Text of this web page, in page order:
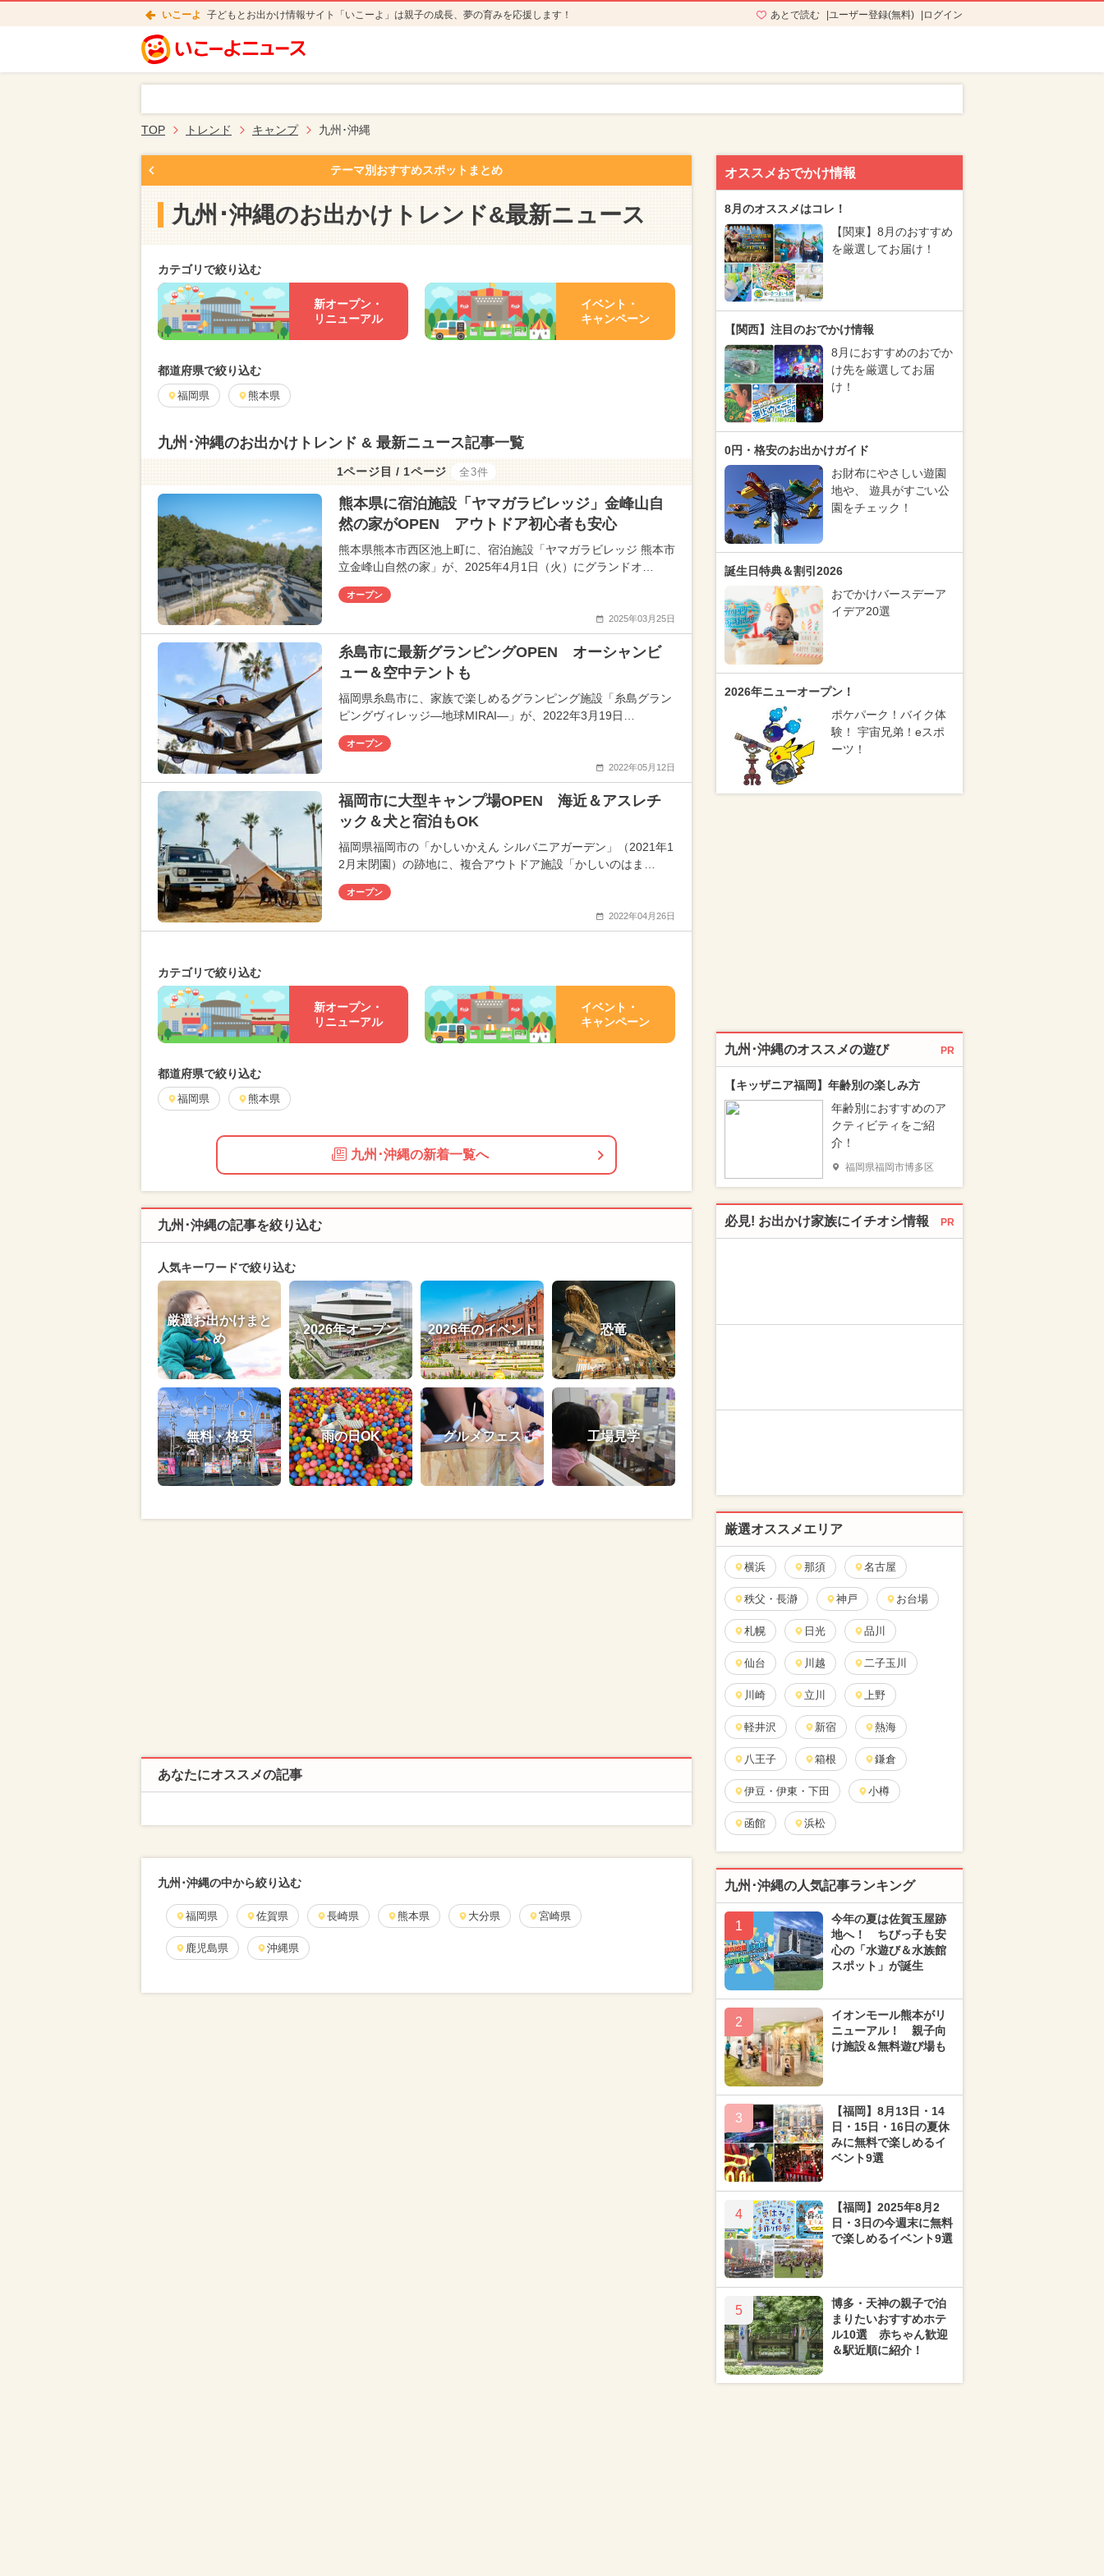
いこーよ 子どもとお出かけ情報サイト「いこーよ」は親子の成長、夢の育みを応援します！ あとで読む ユーザー登録(無料) ログイン
TOP トレンド キャンプ 九州･沖縄
テーマ別おすすめスポットまとめ
九州･沖縄のお出かけトレンド&最新ニュース
カテゴリで絞り込む
新オープン・
リニューアル
イベント・
キャンペーン
都道府県で絞り込む
福岡県 熊本県
九州･沖縄のお出かけトレンド & 最新ニュース記事一覧
1ページ目 / 1ページ 全3件
熊本県に宿泊施設「ヤマガラビレッジ」金峰山自
然の家がOPEN アウトドア初心者も安心
熊本県熊本市西区池上町に、宿泊施設「ヤマガラビレッジ 熊本市
立金峰山自然の家」が、2025年4月1日（火）にグランドオ…
オープン
2025年03月25日
糸島市に最新グランピングOPEN オーシャンビ
ュー＆空中テントも
福岡県糸島市に、家族で楽しめるグランピング施設「糸島グラン
ピングヴィレッジ—地球MIRAI—」が、2022年3月19日…
オープン
2022年05月12日
福岡市に大型キャンプ場OPEN 海近＆アスレチ
ック＆犬と宿泊もOK
福岡県福岡市の「かしいかえん シルバニアガーデン」（2021年1
2月末閉園）の跡地に、複合アウトドア施設「かしいのはま…
オープン
2022年04月26日
カテゴリで絞り込む
新オープン・
リニューアル
イベント・
キャンペーン
都道府県で絞り込む
福岡県 熊本県
九州･沖縄の新着一覧へ
九州･沖縄の記事を絞り込む
人気キーワードで絞り込む
厳選お出かけまと
め
2026年オープン 2026年のイベント 恐竜
無料・格安 雨の日OK グルメフェス 工場見学
あなたにオススメの記事
九州･沖縄の中から絞り込む
福岡県 佐賀県 長崎県 熊本県 大分県 宮崎県
鹿児島県 沖縄県
オススメおでかけ情報
8月のオススメはコレ！
【関東】8月のおすすめ
を厳選してお届け！
【関西】注目のおでかけ情報
8月におすすめのおでか
け先を厳選してお届
け！
0円・格安のお出かけガイド
お財布にやさしい遊園
地や、 遊具がすごい公
園をチェック！
誕生日特典＆割引2026
おでかけバースデーア
イデア20選
2026年ニューオープン！
ポケパーク！バイク体
験！ 宇宙兄弟！eスポ
ーツ！
九州･沖縄のオススメの遊び PR
【キッザニア福岡】年齢別の楽しみ方
年齢別におすすめのア
クティビティをご紹
介！
福岡県福岡市博多区
必見! お出かけ家族にイチオシ情報 PR
厳選オススメエリア
横浜 那須 名古屋
秩父・長瀞 神戸 お台場
札幌 日光 品川
仙台 川越 二子玉川
川崎 立川 上野
軽井沢 新宿 熱海
八王子 箱根 鎌倉
伊豆・伊東・下田 小樽
函館 浜松
九州･沖縄の人気記事ランキング
1
今年の夏は佐賀玉屋跡
地へ！ ちびっ子も安
心の「水遊び＆水族館
スポット」が誕生
2
イオンモール熊本がリ
ニューアル！ 親子向
け施設＆無料遊び場も
3
【福岡】8月13日・14
日・15日・16日の夏休
みに無料で楽しめるイ
ベント9選
4
【福岡】2025年8月2
日・3日の今週末に無料
で楽しめるイベント9選
5
博多・天神の親子で泊
まりたいおすすめホテ
ル10選 赤ちゃん歓迎
＆駅近順に紹介！